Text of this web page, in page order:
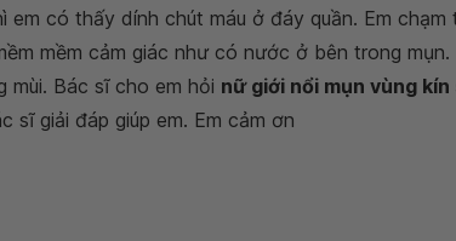
em có thấy dính chút máu ở đáy quần. Em chạm
mềm cảm giác như có nước ở bên trong mụn.
mùi. Bác sĩ cho em hỏi nữ giới nổi mụn vùng
sĩ giải đáp giúp em. Em cảm ơn